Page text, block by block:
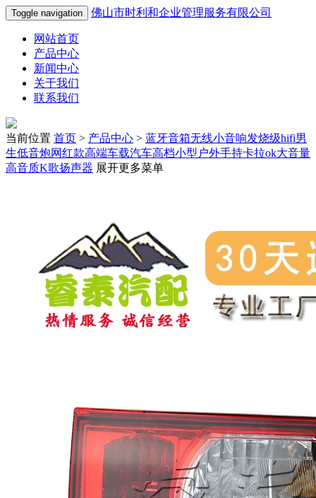
Toggle navigation 佛山市时利和企业管理服务有限公司
网站首页
产品中心
新闻中心
关于我们
联系我们
当前位置 首页 > 产品中心 > 蓝牙音箱无线小音响发烧级hifi男
生低音炮网红款高端车载汽车高档小型户外手持卡拉ok大音量
高音质K歌扬声器 展开更多菜单